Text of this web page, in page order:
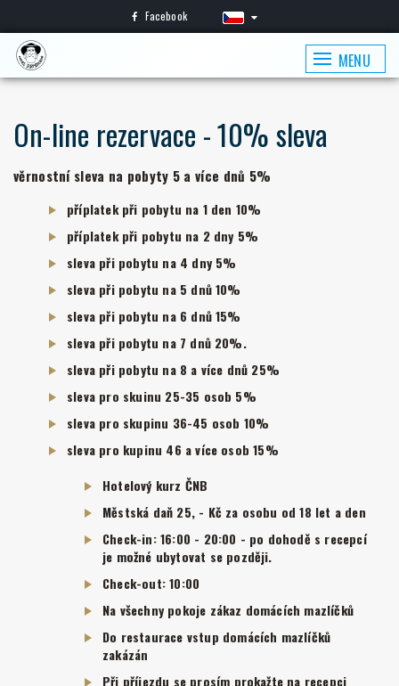
Facebook
MENU
On-line rezervace - 10% sleva
věrnostní sleva na pobyty 5 a více dnů 5%
příplatek při pobytu na 1 den 10%
příplatek při pobytu na 2 dny 5%
sleva při pobytu na 4 dny 5%
sleva při pobytu na 5 dnů 10%
sleva při pobytu na 6 dnů 15%
sleva při pobytu na 7 dnů 20%.
sleva při pobytu na 8 a více dnů 25%
sleva pro skuinu 25-35 osob 5%
sleva pro skupinu 36-45 osob 10%
sleva pro kupinu 46 a více osob 15%
Hotelový kurz ČNB
Městská daň 25, - Kč za osobu od 18 let a den
Check-in: 16:00 - 20:00 - po dohodě s recepcí
je možné ubytovat se později.
Check-out: 10:00
Na všechny pokoje zákaz domácích mazlíčků
Do restaurace vstup domácích mazlíčků
zakázán
Při příjezdu se prosím prokažte na recepci